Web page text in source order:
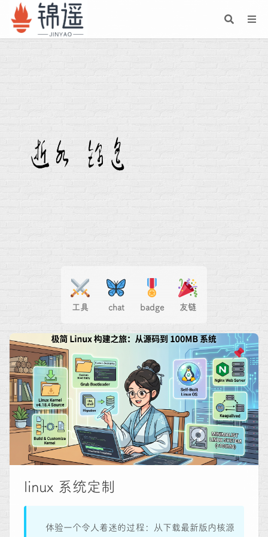
工具 chat badge 友链
linux 系统定制
体验一个令人着迷的过程：从下载最新版内核源